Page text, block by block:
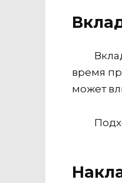
время
может